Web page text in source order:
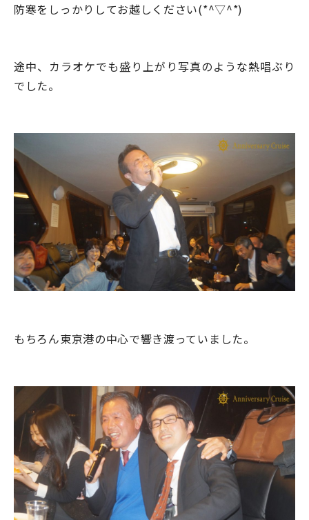
防寒をしっかりしてお越しください(*^▽^*)
途中、カラオケでも盛り上がり写真のような熱唱ぶり
でした。
もちろん東京港の中心で響き渡っていました。